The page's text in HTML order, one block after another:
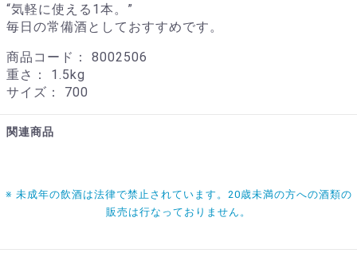
“気軽に使える1本。”
毎日の常備酒としておすすめです。
商品コード： 8002506
重さ： 1.5kg
サイズ： 700
関連商品
※ 未成年の飲酒は法律で禁止されています。20歳未満の方への酒類の
販売は行なっておりません。